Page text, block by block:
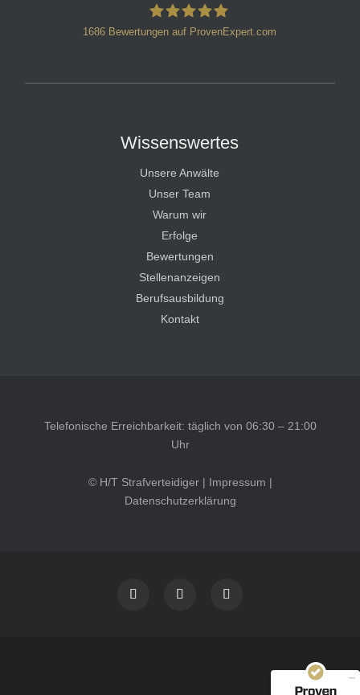
1686 Bewertungen auf ProvenExpert.com
Wissenswertes
Unsere Anwälte
Unser Team
Warum wir
Erfolge
Bewertungen
Stellenanzeigen
Berufsausbildung
Kontakt
Telefonische Erreichbarkeit: täglich von 06:30 – 21:00
Uhr
© H/T Strafverteidiger | Impressum |
Datenschutzerklärung